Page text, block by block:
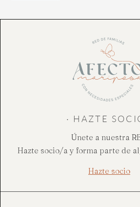
· HAZTE
Únete a nuestra
Hazte socio/a y forma parte de
Hazte socio